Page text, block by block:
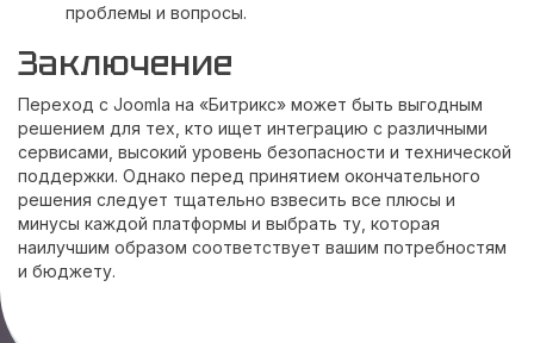
проблемы и вопросы.
Заключение
Переход с Joomla на «Битрикс» может быть выгодным
решением для тех, кто ищет интеграцию с различными
сервисами, высокий уровень безопасности и технической
поддержки. Однако перед принятием окончательного
решения следует тщательно взвесить все плюсы и
минусы каждой платформы и выбрать ту, которая
наилучшим образом соответствует вашим потребностям
и бюджету.